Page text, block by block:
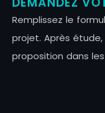
Remplissez le formul
projet. Après étude,
proposition dans les